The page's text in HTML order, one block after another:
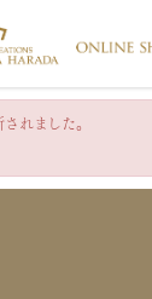
れました。